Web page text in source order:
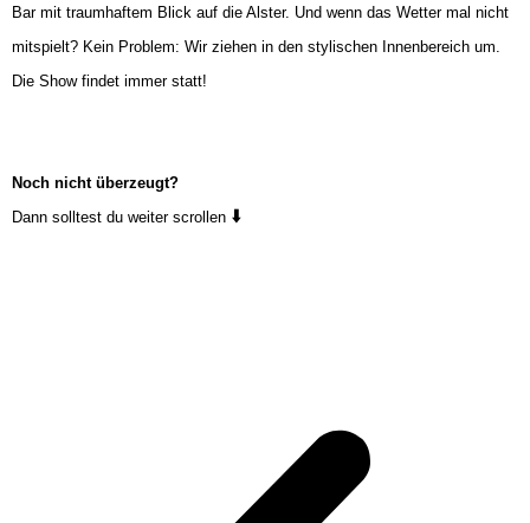
Bar mit traumhaftem Blick auf die Alster. Und wenn das Wetter mal nicht
mitspielt? Kein Problem: Wir ziehen in den stylischen Innenbereich um.
Die Show findet immer statt!
Noch nicht überzeugt?
Dann solltest du weiter scrollen ⬇️